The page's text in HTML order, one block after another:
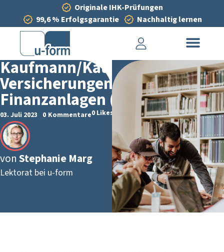
Originale IHK-Prüfungen
99,6 % Erfolgsgarantie
Nachhaltig lernen
Kaufmann/Kauffrau für
Versicherungen und
Finanzanlagen (AO 2022)
03. Juli 2023 0 Kommentare0 Likes
von Stephanie Marg
Lektorat bei u-form